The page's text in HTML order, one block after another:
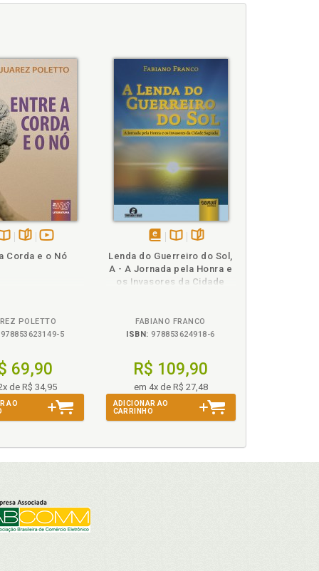
Disponível
páginasvídeo
Corda e o Nó
POLETTO
978853623149-5
69,90
de R$ 34,95
AO
eBook
Disponível
B.V.
páginas
Lenda do Guerreiro do Sol,
A - A Jornada pela Honra e
os Invasores da Cidade
FABIANO FRANCO
ISBN: 978853624918-6
R$ 109,90
em 4x de R$ 27,48
ADICIONAR AO
CARRINHO